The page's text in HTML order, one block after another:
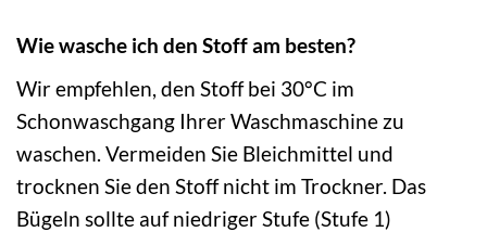
Wie wasche ich den Stoff am besten?
Wir empfehlen, den Stoff bei 30°C im
Schonwaschgang Ihrer Waschmaschine zu
waschen. Vermeiden Sie Bleichmittel und
trocknen Sie den Stoff nicht im Trockner. Das
Bügeln sollte auf niedriger Stufe (Stufe 1)